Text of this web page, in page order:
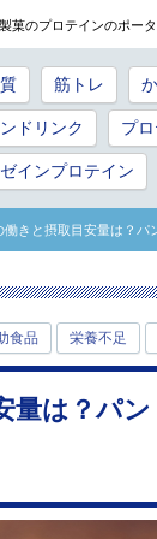
菓のプロテインのポー
筋トレ
ドリンク プ
インプロテイン
働きと摂取目安量は？パ
食品 栄養不足
量は？パ